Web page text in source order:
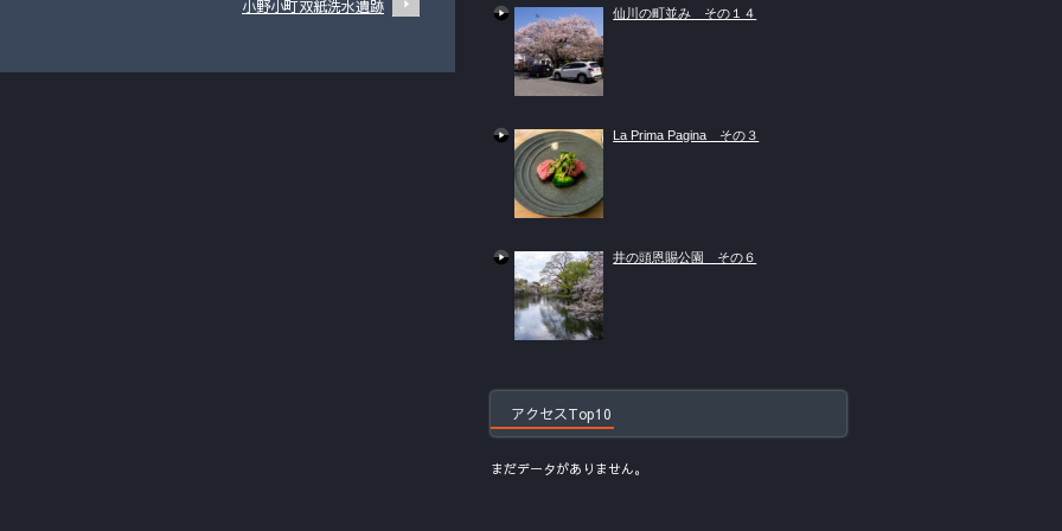
小野小町双紙洗水遺跡 仙川の町並み その１４
La Prima Pagina その３
井の頭恩賜公園 その６
アクセスTop10
まだデータがありません。